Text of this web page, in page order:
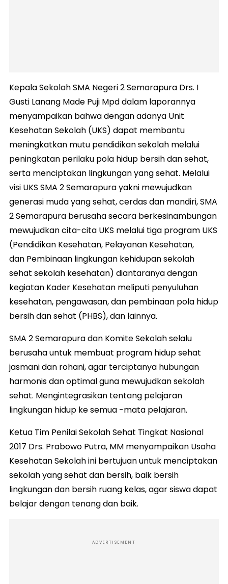
Kepala Sekolah SMA Negeri 2 Semarapura Drs. I
Gusti Lanang Made Puji Mpd dalam laporannya
menyampaikan bahwa dengan adanya Unit
Kesehatan Sekolah (UKS) dapat membantu
meningkatkan mutu pendidikan sekolah melalui
peningkatan perilaku pola hidup bersih dan sehat,
serta menciptakan lingkungan yang sehat. Melalui
visi UKS SMA 2 Semarapura yakni mewujudkan
generasi muda yang sehat, cerdas dan mandiri, SMA
2 Semarapura berusaha secara berkesinambungan
mewujudkan cita-cita UKS melalui tiga program UKS
(Pendidikan Kesehatan, Pelayanan Kesehatan,
dan Pembinaan lingkungan kehidupan sekolah
sehat sekolah kesehatan) diantaranya dengan
kegiatan Kader Kesehatan meliputi penyuluhan
kesehatan, pengawasan, dan pembinaan pola hidup
bersih dan sehat (PHBS), dan lainnya.
SMA 2 Semarapura dan Komite Sekolah selalu
berusaha untuk membuat program hidup sehat
jasmani dan rohani, agar terciptanya hubungan
harmonis dan optimal guna mewujudkan sekolah
sehat. Mengintegrasikan tentang pelajaran
lingkungan hidup ke semua -mata pelajaran.
Ketua Tim Penilai Sekolah Sehat Tingkat Nasional
2017 Drs. Prabowo Putra, MM menyampaikan Usaha
Kesehatan Sekolah ini bertujuan untuk menciptakan
sekolah yang sehat dan bersih, baik bersih
lingkungan dan bersih ruang kelas, agar siswa dapat
belajar dengan tenang dan baik.
ADVERTISEMENT